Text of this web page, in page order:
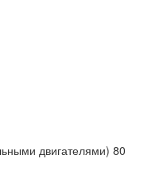
двигателями) 80